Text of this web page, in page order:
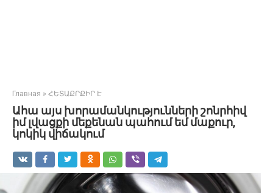
Главная » ՀԵՏԱՔՐՔԻՐ Է
Ահա այս խորամանկությունների շոնրհիվ
իմ լվացքի մեքենան պահում եմ մաքուր,
կոկիկ վիճակում